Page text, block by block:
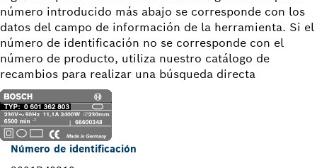
número introducido más abajo se corresponde con los
datos del campo de información de la herramienta. Si el
número de identificación no se corresponde con el
número de producto, utiliza nuestro catálogo de
recambios para realizar una búsqueda directa
Número de identificación